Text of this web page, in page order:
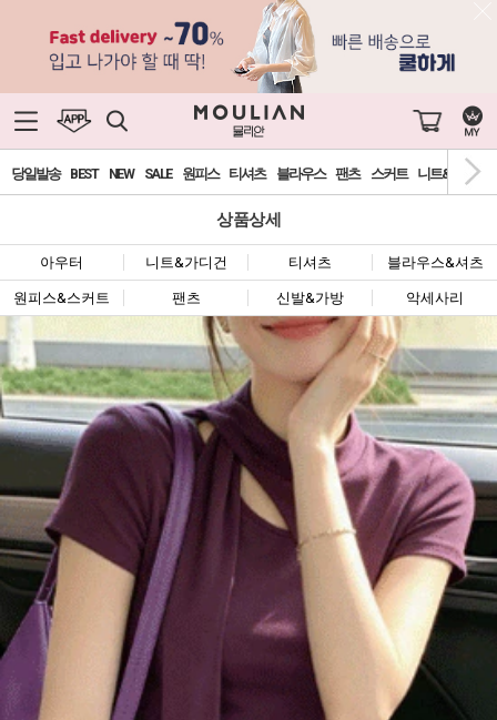
당일발송 BEST NEW SALE 원피스 티셔츠 블라우스 팬츠 스커트 니트&가디건
상품상세
아우터 니트&가디건 티셔츠 블라우스&셔츠
원피스&스커트 팬츠 신발&가방 악세사리